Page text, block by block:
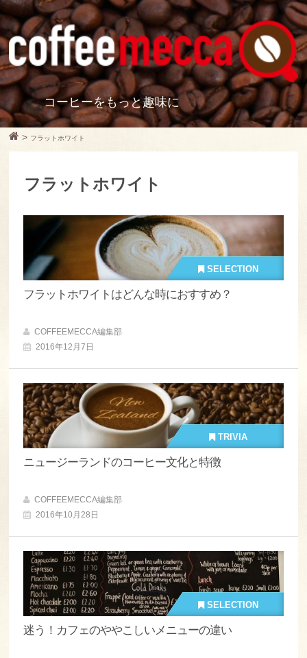
コーヒーをもっと趣味に
> フラットホワイト
フラットホワイト
SELECTION
フラットホワイトはどんな時におすすめ？
COFFEEMECCA編集部
2016年12月7日
TRIVIA
ニュージーランドのコーヒー文化と特徴
COFFEEMECCA編集部
2016年10月28日
SELECTION
迷う！カフェのややこしいメニューの違い